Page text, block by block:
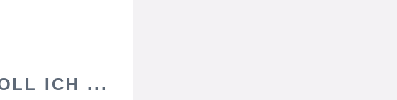
ICH ...